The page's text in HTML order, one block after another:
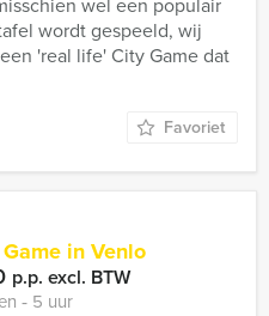
wordt gespeeld, wij
'real life' City Game dat
Favoriet
in Venlo
p.p. excl. BTW
‐ 5 uur